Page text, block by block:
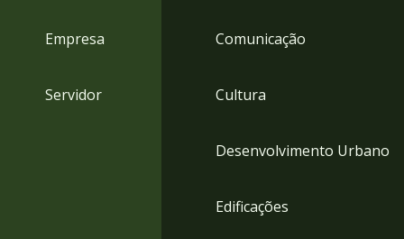
Empresa
Servidor
Comunicação
Cultura
Desenvolvimento Urbano
Edificações